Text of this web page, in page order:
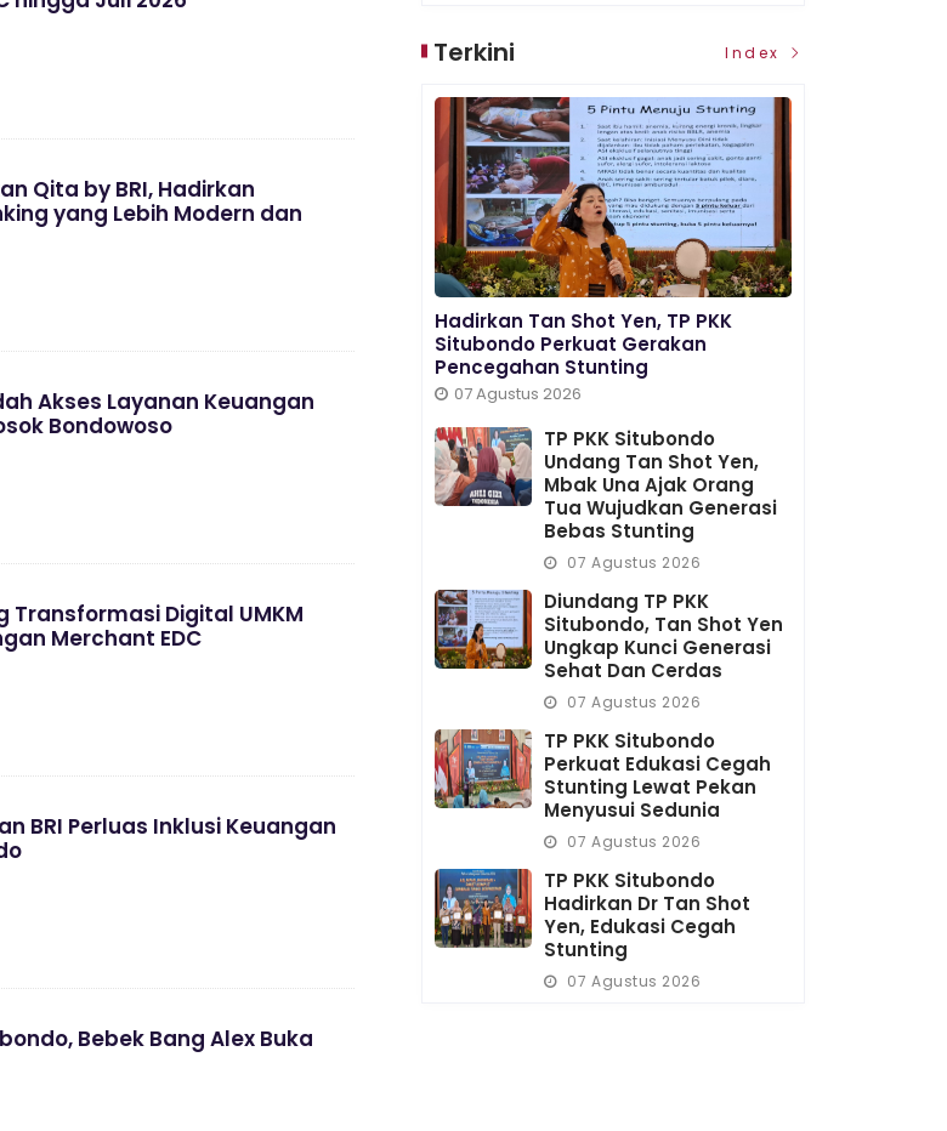
Qita by BRI, Hadirkan
yang Lebih Modern dan
Akses Layanan Keuangan
Bondowoso
Transformasi Digital UMKM
Merchant EDC
BRI Perluas Inklusi Keuangan
Bebek Bang Alex Buka
Terkini Index
Hadirkan Tan Shot Yen, TP PKK
Situbondo Perkuat Gerakan
Pencegahan Stunting
07 Agustus 2026
TP PKK Situbondo
Undang Tan Shot Yen,
Mbak Una Ajak Orang
Tua Wujudkan Generasi
Bebas Stunting
07 Agustus 2026
Diundang TP PKK
Situbondo, Tan Shot Yen
Ungkap Kunci Generasi
Sehat Dan Cerdas
07 Agustus 2026
TP PKK Situbondo
Perkuat Edukasi Cegah
Stunting Lewat Pekan
Menyusui Sedunia
07 Agustus 2026
TP PKK Situbondo
Hadirkan Dr Tan Shot
Yen, Edukasi Cegah
Stunting
07 Agustus 2026